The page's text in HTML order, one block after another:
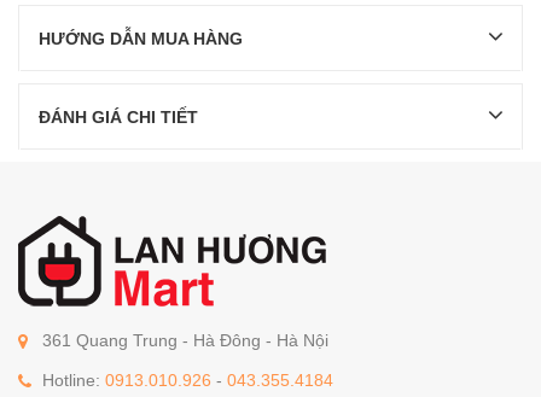
HƯỚNG DẪN MUA HÀNG
ĐÁNH GIÁ CHI TIẾT
361 Quang Trung - Hà Đông - Hà Nội
Hotline: 0913.010.926 - 043.355.4184